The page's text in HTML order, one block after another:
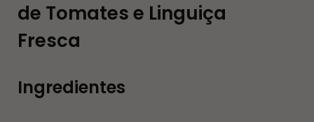
de Tomates e Linguiça
Fresca
Ingredientes